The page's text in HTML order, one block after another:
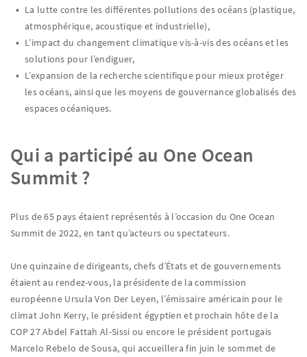
La lutte contre les différentes pollutions des océans (plastique,
atmosphérique, acoustique et industrielle),
L’impact du changement climatique vis-à-vis des océans et les
solutions pour l’endiguer,
L’expansion de la recherche scientifique pour mieux protéger
les océans, ainsi que les moyens de gouvernance globalisés des
espaces océaniques.
Qui a participé au One Ocean
Summit ?
Plus de 65 pays étaient représentés à l’occasion du One Ocean
Summit de 2022, en tant qu’acteurs ou spectateurs.
Une quinzaine de dirigeants, chefs d’États et de gouvernements
étaient au rendez-vous, la présidente de la commission
européenne Ursula Von Der Leyen, l’émissaire américain pour le
climat John Kerry, le président égyptien et prochain hôte de la
COP 27 Abdel Fattah Al-Sissi ou encore le président portugais
Marcelo Rebelo de Sousa, qui accueillera fin juin le sommet de